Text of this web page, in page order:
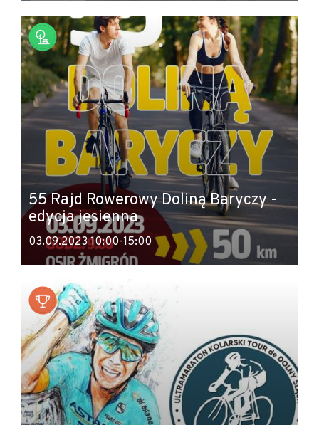
55 Rajd Rowerowy Doliną Baryczy -
edycja jesienna
03.09.2023 10:00-15:00